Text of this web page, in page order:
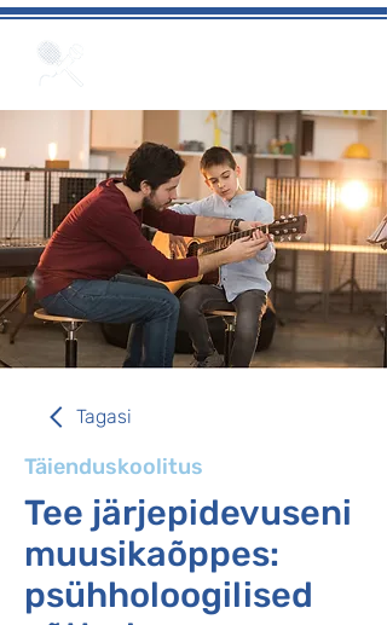
Tagasi
Täienduskoolitus
Tee järjepidevuseni
muusikaõppes:
psühholoogilised